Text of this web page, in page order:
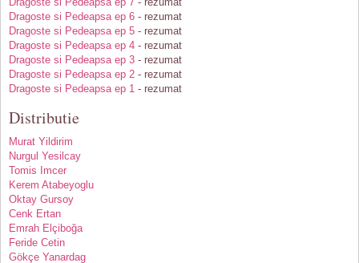
Dragoste si Pedeapsa ep 6 - rezumat
Dragoste si Pedeapsa ep 5 - rezumat
Dragoste si Pedeapsa ep 4 - rezumat
Dragoste si Pedeapsa ep 3 - rezumat
Dragoste si Pedeapsa ep 2 - rezumat
Dragoste si Pedeapsa ep 1 - rezumat
Distributie
Murat Yildirim
Nurgul Yesilcay
Tomis Imcer
Kerem Atabeyoglu
Oktay Gursoy
Cenk Ertan
Emrah Elçiboğa
Feride Cetin
Gökçe Yanardag